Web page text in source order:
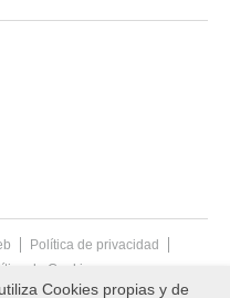
piePolítica de privacidad
de Cookies
menú pieCookies propias y de